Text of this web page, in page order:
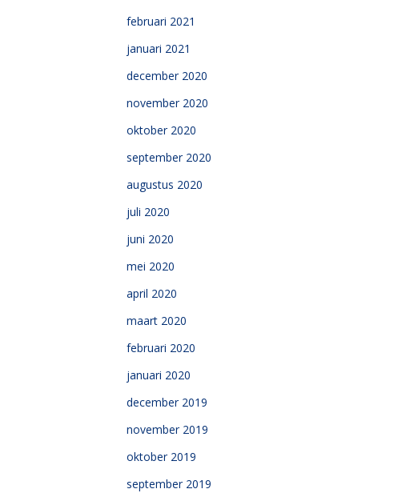
februari 2021
januari 2021
december 2020
november 2020
oktober 2020
september 2020
augustus 2020
juli 2020
juni 2020
mei 2020
april 2020
maart 2020
februari 2020
januari 2020
december 2019
november 2019
oktober 2019
september 2019